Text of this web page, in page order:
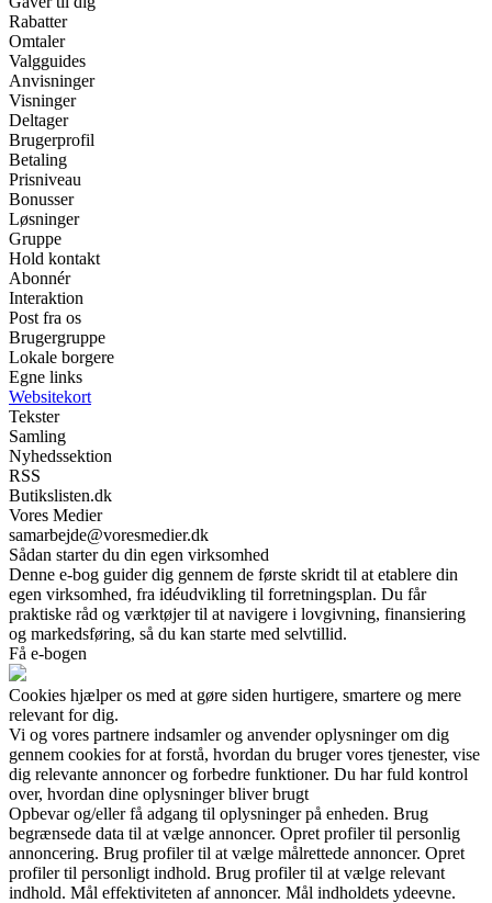
Rabatter
Omtaler
Valgguides
Anvisninger
Visninger
Deltager
Brugerprofil
Betaling
Prisniveau
Bonusser
Løsninger
Gruppe
Hold kontakt
Abonnér
Interaktion
Post fra os
Brugergruppe
Lokale borgere
Egne links
Websitekort
Tekster
Samling
Nyhedssektion
RSS
Butikslisten.dk
Vores Medier
samarbejde@voresmedier.dk
Sådan starter du din egen virksomhed
Denne e-bog guider dig gennem de første skridt til at etablere din
egen virksomhed, fra idéudvikling til forretningsplan. Du får
praktiske råd og værktøjer til at navigere i lovgivning, finansiering
og markedsføring, så du kan starte med selvtillid.
Få e-bogen
Cookies hjælper os med at gøre siden hurtigere, smartere og mere
relevant for dig.
Vi og vores partnere indsamler og anvender oplysninger om dig
gennem cookies for at forstå, hvordan du bruger vores tjenester, vise
dig relevante annoncer og forbedre funktioner. Du har fuld kontrol
over, hvordan dine oplysninger bliver brugt
Opbevar og/eller få adgang til oplysninger på enheden. Brug
begrænsede data til at vælge annoncer. Opret profiler til personlig
annoncering. Brug profiler til at vælge målrettede annoncer. Opret
profiler til personligt indhold. Brug profiler til at vælge relevant
indhold. Mål effektiviteten af annoncer. Mål indholdets ydeevne.